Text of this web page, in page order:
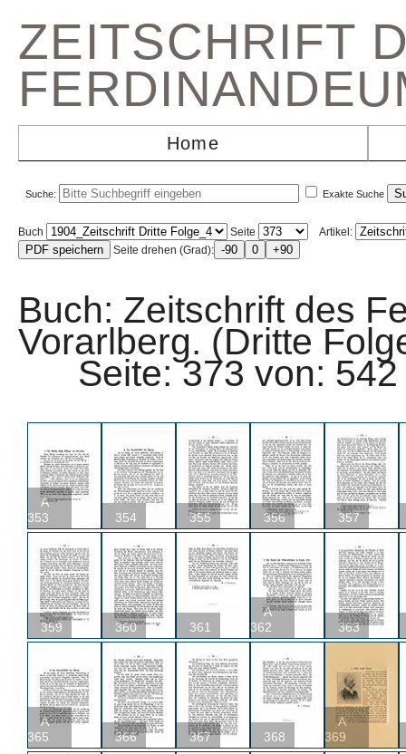
ZEITSCHRIFT
Home
Suche: Exakte Suche
Buch Seite
Artikel:
Seite drehen (Grad):
Buch: Zeitschrift des
Vorarlberg. (Dritte
Seite: 373 von:
A
353
354 355 356 357
359 360 361
A
362
363
A
365
366 367 368
A
369